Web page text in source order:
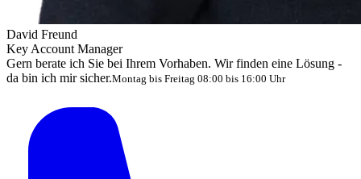
David Freund
Key Account Manager
Gern berate ich Sie bei Ihrem Vorhaben. Wir finden eine Lösung -
da bin ich mir sicher.Montag bis Freitag 08:00 bis 16:00 Uhr